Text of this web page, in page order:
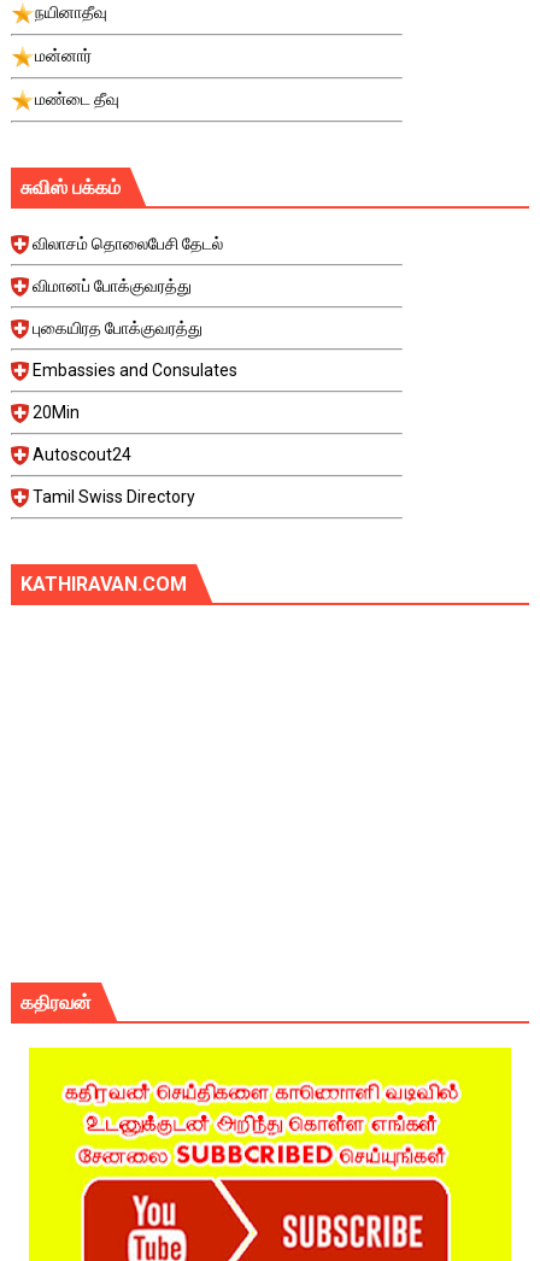
நயினாதீவு
மன்னார்
மண்டை தீவு
சுவிஸ் பக்கம்
விலாசம் தொலைபேசி தேடல்
விமானப் போக்குவரத்து
புகையிரத போக்குவரத்து
Embassies and Consulates
20Min
Autoscout24
Tamil Swiss Directory
KATHIRAVAN.COM
கதிரவன்